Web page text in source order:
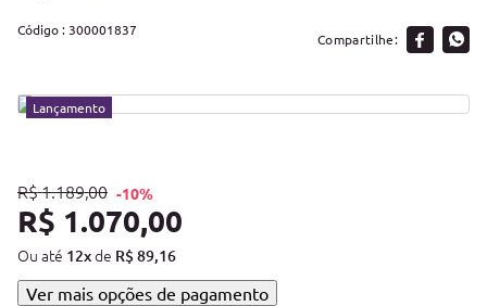
:300001837
Lançamento
Lançamento
R$1.189,00 -10%
R$ 1.070,00
Ou até 12xde R$89,16
Ver mais opções de pagamento